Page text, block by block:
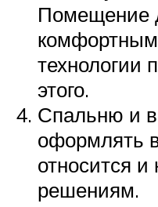
Помещение
технологии
этого.
Спальню и
оформлять
относится
решениям.